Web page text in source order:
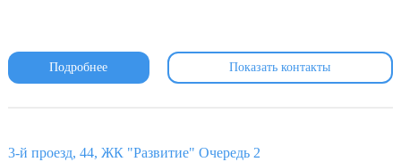
Подробнее Показать контакты
3-й проезд, 44, ЖК "Развитие" Очередь 2